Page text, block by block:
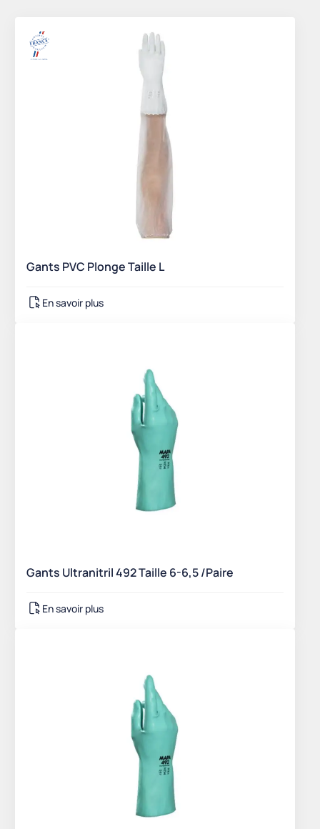
Gants PVC Plonge Taille L
En savoir plus
Gants Ultranitril 492 Taille 6-6,5 /Paire
En savoir plus